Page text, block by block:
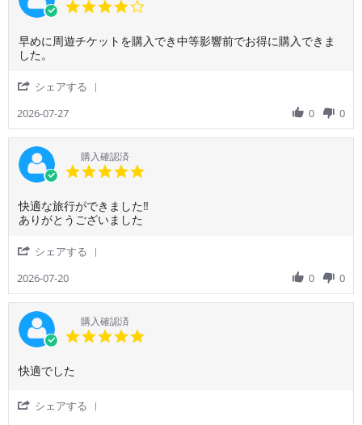
rating
Review
by
利
用
者
on
27
Jul
2026
review
stating
得
に
購
早めに周遊チケットを購入でき中等影響前でお得に購入できま
した。
シェアする
by
ご
利
用
者
on
27
2026-07-27 0 0
購入確認済
Review
by
利
用
者
on
20
Jul
2026
review
stating
適
な
旅
が
で
き
ま
た‼️
り
が
快適な旅行ができました‼️
ありがとうございました
シェアする
by
ご
利
用
者
2026-07-20 0 0
購入確認済
Review
ご
利
review
快
適
快適でした
シェアする